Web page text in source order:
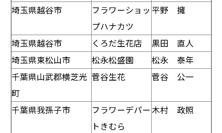
埼玉県越谷市
フラワーショッ
プハナカツ
平野 擁
埼玉県越谷市 くろだ生花店
黒田 直人
埼玉県東松山市
松永松盛園
松永 泰年
千葉県山武郡横芝光
町
菅谷生花 菅谷 公一
千葉県我孫子市
フラワーデパー
トきむら
木村 政照